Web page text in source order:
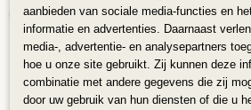
Wol
Lontwol
aanbieden van sociale media-functies en
informatie en advertenties. Daarnaast
media-, advertentie- en analysepartners
hoe u onze site gebruikt. Zij kunnen deze
combinatie met andere gegevens die zij
door uw gebruik van hun diensten of die u